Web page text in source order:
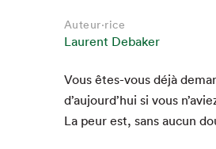
Auteur·rice
Laurent Debaker
Vous êtes-vous déjà
d’aujourd’hui si vous
La peur est, sans aucun